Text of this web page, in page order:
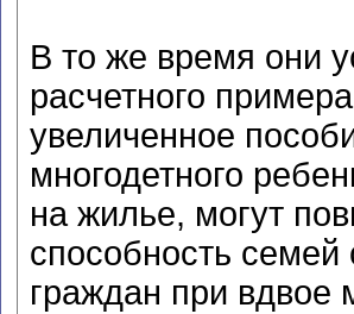
В то же время они
расчетного
увеличенное
многодетного
на жилье, могут
способность
граждан при вдвое